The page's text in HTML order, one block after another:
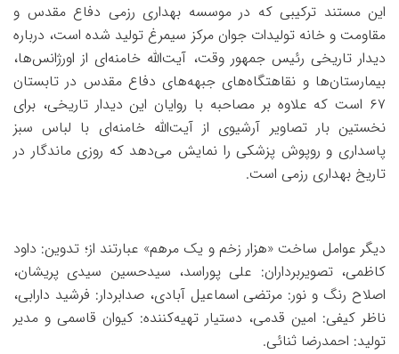
این مستند ترکیبی که در موسسه بهداری رزمی دفاع مقدس و
مقاومت و خانه تولیدات جوان مرکز سیمرغ تولید شده است، درباره
دیدار تاریخی رئیس جمهور وقت، آیت‌الله‌ خامنه‌ای از اورژانس‌ها،
بیمارستان‌ها و نقاهتگاه‌های جبهه‌های دفاع مقدس در تابستان
۶۷ است که علاوه بر مصاحبه با روایان این دیدار تاریخی، برای
نخستین بار تصاویر آرشیوی از آیت‌الله خامنه‌ای با لباس سبز
پاسداری و روپوش پزشکی را نمایش می‌دهد که روزی ماندگار در
تاریخ بهداری رزمی است.
دیگر عوامل ساخت «هزار زخم و یک مرهم» عبارتند از؛ تدوین: داود
کاظمی، تصویربرداران: علی پوراسد، سیدحسین سیدی پریشان،
اصلاح رنگ و نور: مرتضی اسماعیل آبادی، صدابردار: فرشید دارابی،
ناظر کیفی: امین قدمی، دستیار تهیه‌کننده: کیوان قاسمی و مدیر
تولید: احمدرضا ثنائی.